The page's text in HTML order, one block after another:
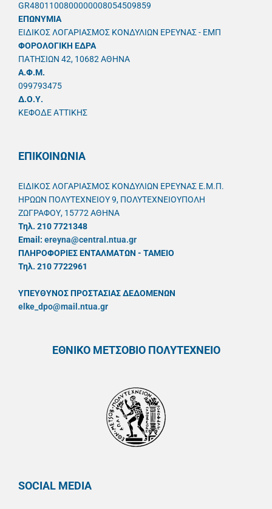
GR4801100800000008054509859
ΕΠΩΝΥΜΙΑ
ΕΙΔΙΚΟΣ ΛΟΓΑΡΙΑΣΜΟΣ ΚΟΝΔΥΛΙΩΝ ΕΡΕΥΝΑΣ - ΕΜΠ
ΦΟΡΟΛΟΓΙΚΗ ΕΔΡΑ
ΠΑΤΗΣΙΩΝ 42, 10682 ΑΘΗΝΑ
A.Φ.Μ.
099793475
Δ.Ο.Υ.
ΚΕΦΟΔΕ ΑΤΤΙΚΗΣ
ΕΠΙΚΟΙΝΩΝΙΑ
ΕΙΔΙΚΟΣ ΛΟΓΑΡΙΑΣΜΟΣ ΚΟΝΔΥΛΙΩΝ ΕΡΕΥΝΑΣ Ε.Μ.Π.
ΗΡΩΩΝ ΠΟΛΥΤΕΧΝΕΙΟΥ 9, ΠΟΛΥΤΕΧΝΕΙΟΥΠΟΛΗ
ΖΩΓΡΑΦΟΥ, 15772 ΑΘΗΝΑ
Τηλ. 210 7721348
Email: ereyna@central.ntua.gr
ΠΛΗΡΟΦΟΡΙΕΣ ΕΝΤΑΛΜΑΤΩΝ - ΤΑΜΕΙΟ
Τηλ. 210 7722961
ΥΠΕΥΘYΝΟΣ ΠΡΟΣΤΑΣΙΑΣ ΔΕΔΟΜΕΝΩΝ
elke_dpo@mail.ntua.gr
ΕΘΝΙΚΟ ΜΕΤΣΟΒΙΟ ΠΟΛΥΤΕΧΝΕΙΟ
SOCIAL MEDIA